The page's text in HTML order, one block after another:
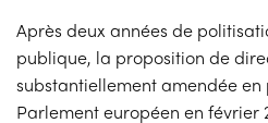
Après deux années de
publique, la proposition de
substantiellement amendée
Parlement européen en février